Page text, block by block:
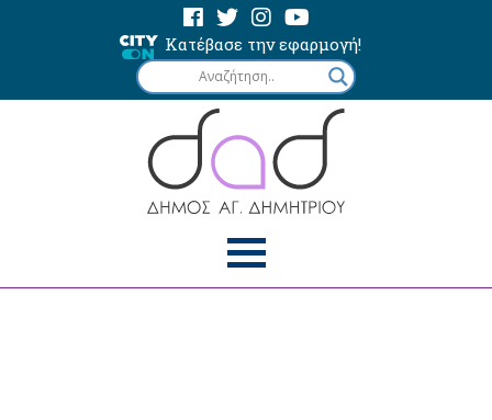
Κατέβασε την εφαρμογή!